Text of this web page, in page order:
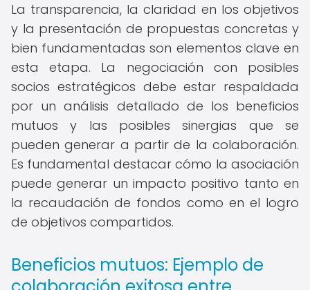
La transparencia, la claridad en los objetivos
y la presentación de propuestas concretas y
bien fundamentadas son elementos clave en
esta etapa. La negociación con posibles
socios estratégicos debe estar respaldada
por un análisis detallado de los beneficios
mutuos y las posibles sinergias que se
pueden generar a partir de la colaboración.
Es fundamental destacar cómo la asociación
puede generar un impacto positivo tanto en
la recaudación de fondos como en el logro
de objetivos compartidos.
Beneficios mutuos: Ejemplo de